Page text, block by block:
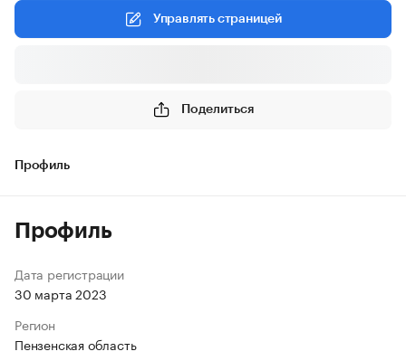
Управлять страницей
Поделиться
Профиль
Профиль
Дата регистрации
30 марта 2023
Регион
Пензенская область